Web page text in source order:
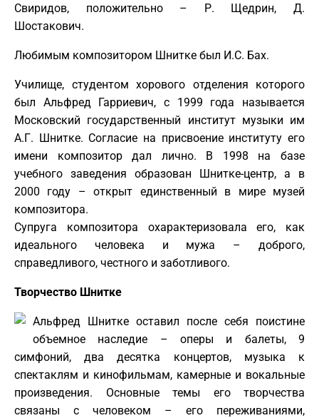
Свиридов, положительно – Р. Щедрин, Д.
Шостакович.
Любимым композитором Шнитке был И.С. Бах.
Училище, студентом хорового отделения которого
был Альфред Гарриевич, с 1999 года называется
Московский государственный институт музыки им
А.Г. Шнитке. Согласие на присвоение институту его
имени композитор дал лично. В 1998 на базе
учебного заведения образован Шнитке-центр, а в
2000 году – открыт единственный в мире музей
композитора.
Супруга композитора охарактеризовала его, как
идеального человека и мужа – доброго,
справедливого, честного и заботливого.
Творчество Шнитке
Альфред Шнитке оставил после себя поистине
объемное наследие – оперы и балеты, 9
симфоний, два десятка концертов, музыка к
спектаклям и кинофильмам, камерные и вокальные
произведения. Основные темы его творчества
связаны с человеком – его переживаниями,